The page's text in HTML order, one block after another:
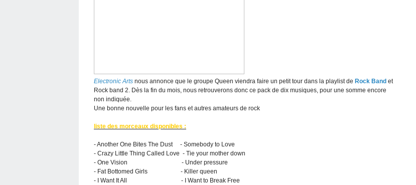
Electronic Arts nous annonce que le groupe Queen viendra faire un petit tour dans la playlist de Rock Band et
Rock band 2. Dès la fin du mois, nous retrouverons donc ce pack de dix musiques, pour une somme encore
non indiquée.
Une bonne nouvelle pour les fans et autres amateurs de rock
liste des morceaux disponibles :
- Another One Bites The Dust - Somebody to Love
- Crazy Little Thing Called Love - Tie your mother down
- One Vision - Under pressure
- Fat Bottomed Girls - Killer queen
- I Want It All - I Want to Break Free